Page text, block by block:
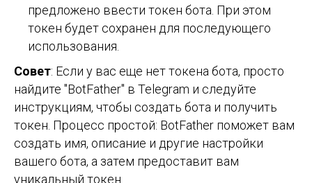
предложено ввести токен бота. При этом
токен будет сохранен для последующего
использования.
Совет: Если у вас еще нет токена бота, просто
найдите "BotFather" в Telegram и следуйте
инструкциям, чтобы создать бота и получить
токен. Процесс простой: BotFather поможет вам
создать имя, описание и другие настройки
вашего бота, а затем предоставит вам
уникальный токен.